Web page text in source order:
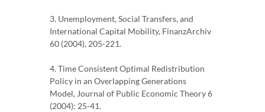
3. Unemployment, Social Transfers, and
International Capital Mobility, FinanzArchiv
60 (2004), 205-221.
4. Time Consistent Optimal Redistribution
Policy in an Overlapping Generations
Model, Journal of Public Economic Theory 6
(2004): 25-41.